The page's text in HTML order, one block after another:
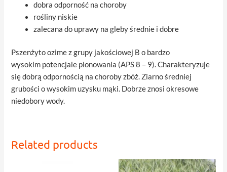
dobra odporność na choroby
rośliny niskie
zalecana do uprawy na gleby średnie i dobre
Pszenżyto ozime z grupy jakościowej B o bardzo
wysokim potencjale plonowania (APS 8 – 9). Charakteryzuje
się dobrą odpornością na choroby zbóż. Ziarno średniej
grubości o wysokim uzysku mąki. Dobrze znosi okresowe
niedobory wody.
Related products